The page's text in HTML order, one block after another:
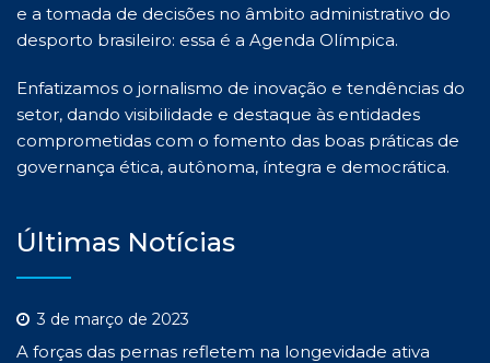
e a tomada de decisões no âmbito administrativo do
desporto brasileiro: essa é a Agenda Olímpica.
Enfatizamos o jornalismo de inovação e tendências do
setor, dando visibilidade e destaque às entidades
comprometidas com o fomento das boas práticas de
governança ética, autônoma, íntegra e democrática.
Últimas Notícias
3 de março de 2023
A forças das pernas refletem na longevidade ativa